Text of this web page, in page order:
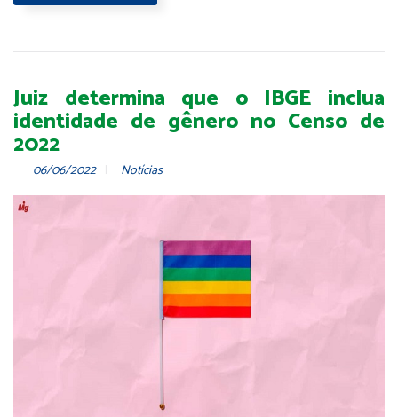
Juiz determina que o IBGE inclua
identidade de gênero no Censo de
2022
06/06/2022 Notícias